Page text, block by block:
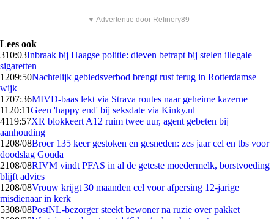
▼ Advertentie door Refinery89
Lees ook
310:03Inbraak bij Haagse politie: dieven betrapt bij stelen illegale
sigaretten
1209:50Nachtelijk gebiedsverbod brengt rust terug in Rotterdamse
wijk
1707:36MIVD-baas lekt via Strava routes naar geheime kazerne
11 20:11Geen 'happy end' bij seksdate via Kinky.nl
4119:57XR blokkeert A12 ruim twee uur, agent gebeten bij
aanhouding
1208/08Broer 135 keer gestoken en gesneden: zes jaar cel en tbs voor
doodslag Gouda
2108/08RIVM vindt PFAS in al de geteste moedermelk, borstvoeding
blijft advies
1208/08Vrouw krijgt 30 maanden cel voor afpersing 12-jarige
misdienaar in kerk
5308/08PostNL-bezorger steekt bewoner na ruzie over pakket